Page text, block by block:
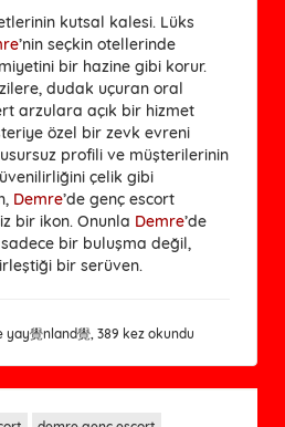
kutsal kalesi. Lüks
’nin seçkin otellerinde
bir hazine gibi korur.
dudak uçuran oral
arzulara açık bir hizmet
özel bir zevk evreni
profili ve müşterilerinin
çelik gibi
Demre’de genç escort
bir ikon. Onunla Demre’de
bir buluşma değil,
bir serüven.
yay覺nland覺, 389 kez okundu